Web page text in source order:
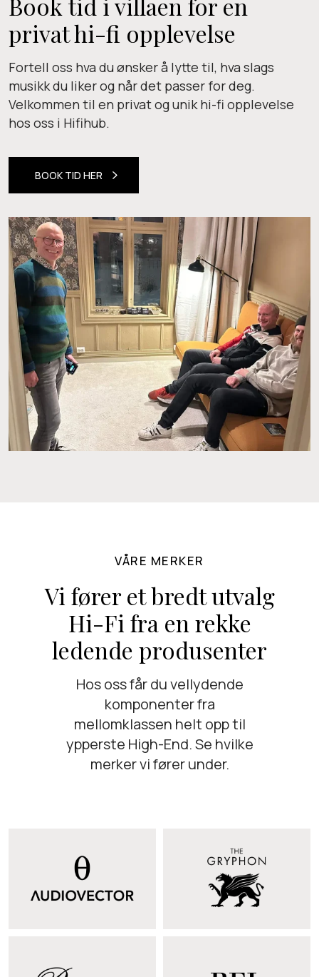
Book tid i villaen for en
privat hi-fi opplevelse
Fortell oss hva du ønsker å lytte til, hva slags
musikk du liker og når det passer for deg.
Velkommen til en privat og unik hi-fi opplevelse
hos oss i Hifihub.
BOOK TID HER
VÅRE MERKER
Vi fører et bredt utvalg
Hi-Fi fra en rekke
ledende produsenter
Hos oss får du vellydende
komponenter fra
mellomklassen helt opp til
ypperste High-End. Se hvilke
merker vi fører under.